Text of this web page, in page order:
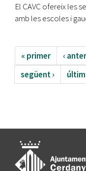
El CAVC ofereix les
amb les escoles i
« primer ‹
següent ›
últim